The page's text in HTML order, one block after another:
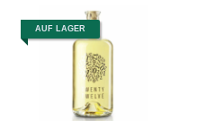
AUF LAGER